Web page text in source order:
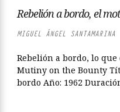
Rebelión a bordo, el
MIGUEL ÁNGEL SANTAMARINA
Rebelión a bordo, lo
Mutiny on the Bounty
bordo Año: 1962